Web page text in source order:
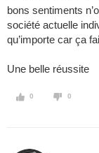
bons sentiments
société actuelle
qu’importe car ça
Une belle réussite
0 0